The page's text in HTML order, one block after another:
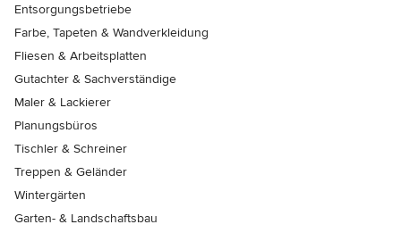
Entsorgungsbetriebe
Farbe, Tapeten & Wandverkleidung
Fliesen & Arbeitsplatten
Gutachter & Sachverständige
Maler & Lackierer
Planungsbüros
Tischler & Schreiner
Treppen & Geländer
Wintergärten
Garten- & Landschaftsbau